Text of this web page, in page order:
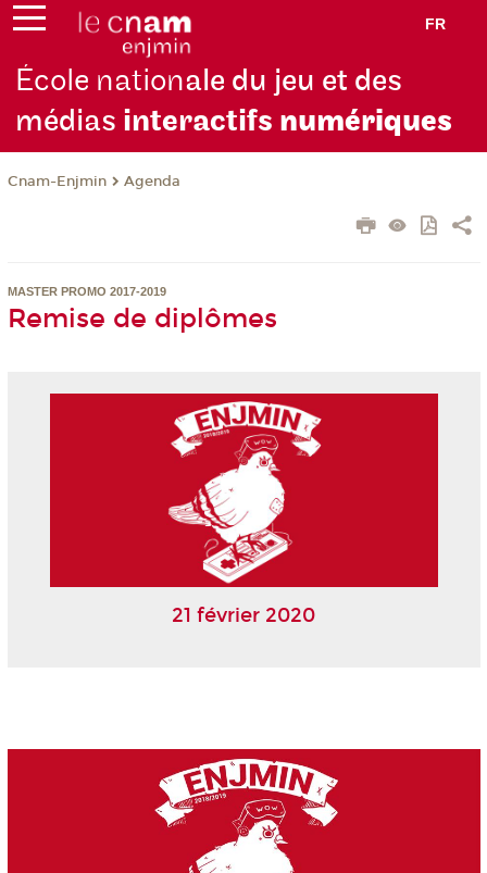
FR
École nationale du jeu et des
médias interactifs numériques
Cnam-Enjmin Agenda
MASTER PROMO 2017-2019
Remise de diplômes
21 février 2020